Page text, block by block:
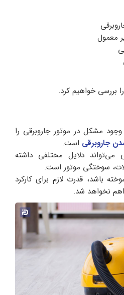
معمول
بررسی خواهیم کرد.
مشکل در موتور جاروبرقی را
جاروبرقی است.
می‌تواند دلایل مختلفی داشته
سوختگی موتور است.
باشد، قدرت لازم برای کارکرد
نخواهد شد.